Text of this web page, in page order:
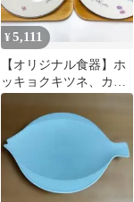
¥5,111
【オリジナル食器】ホ
ッキョクキツネ、カン
ジキうさぎ、青カケ
ス 18cm平皿セット